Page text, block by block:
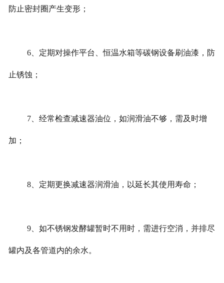
防止密封圈产生变形；
6、定期对操作平台、恒温水箱等碳钢设备刷油漆，防
止锈蚀；
7、经常检查减速器油位，如润滑油不够，需及时增
加；
8、定期更换减速器润滑油，以延长其使用寿命；
9、如不锈钢发酵罐暂时不用时，需进行空消，并排尽
罐内及各管道内的余水。